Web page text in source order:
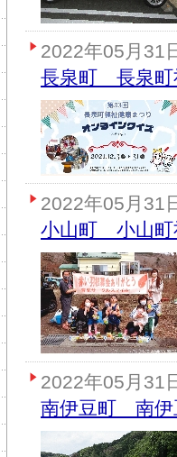
2022年05月31
長泉町 長泉町
2022年05月31
小山町 小山町
2022年05月31
南伊豆町 南伊